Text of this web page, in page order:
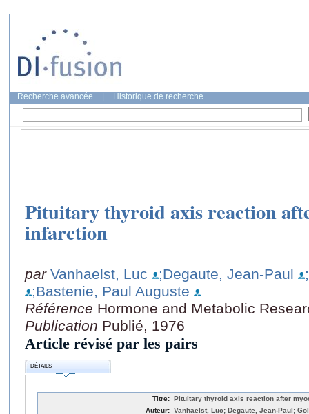
Recherche avancée Historique de recherche
Pituitary thyroid axis reaction
infarction
par Vanhaelst, Luc ;Degaute, Jean-Paul
;Bastenie, Paul Auguste
Référence Hormone and Metabolic
Publication Publié, 1976
Article révisé par les pairs
DÉTAILS
Titre: Pituitary thyroid axis reaction after
Auteur: Vanhaelst, Luc; Degaute, Jean-Paul;